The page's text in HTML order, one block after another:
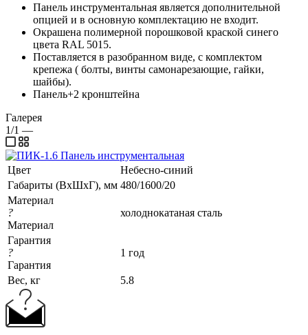
Панель инструментальная является дополнительной
опцией и в основную комплектацию не входит.
Окрашена полимерной порошковой краской синего
цвета RAL 5015.
Поставляется в разобранном виде, с комплектом
крепежа ( болты, винты самонарезающие, гайки,
шайбы).
Панель+2 кронштейна
Галерея
1/1 —
Цвет
Небесно-синий
Габариты (ВхШхГ), мм 480/1600/20
Материал
?
Материал
холоднокатаная сталь
Гарантия
?
Гарантия
1 год
Вес, кг 5.8